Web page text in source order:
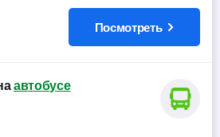
Посмотреть
автобусе